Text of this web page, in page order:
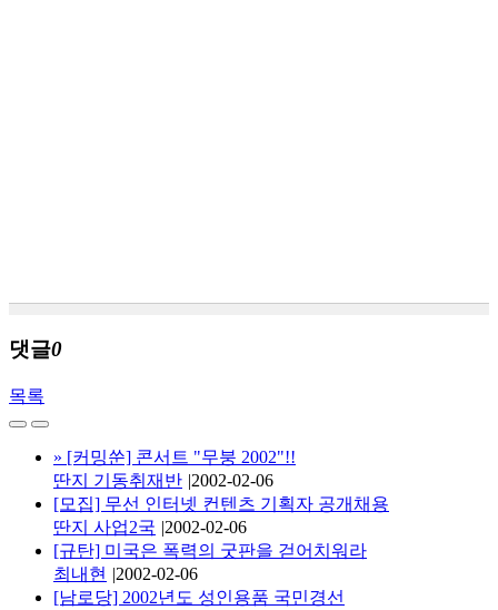
댓글0
목록
» [커밍쑨] 콘서트 "무붕 2002"!!
딴지 기동취재반 |2002-02-06
[모집] 무선 인터넷 컨텐츠 기획자 공개채용
딴지 사업2국 |2002-02-06
[규탄] 미국은 폭력의 굿판을 걷어치워라
최내현 |2002-02-06
[남로당] 2002년도 성인용품 국민경선